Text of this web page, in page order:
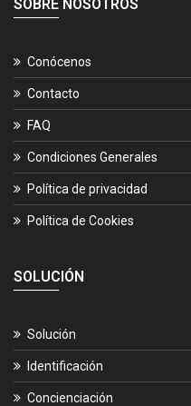
SOBRE NOSOTROS
Conócenos
Contacto
FAQ
Condiciones Generales
Política de privacidad
Política de Cookies
SOLUCIÓN
Solución
Identificación
Concienciación